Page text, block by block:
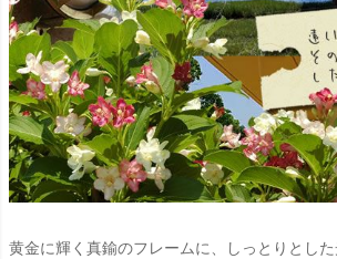
黄金に輝く真鍮のフレームに、しっとりとし